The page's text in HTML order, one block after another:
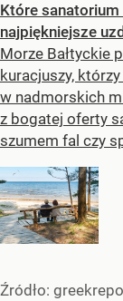
Które
najpiękniejsze
Morze Bałtyckie
kuracjuszy,
w nadmorskich
z bogatej oferty
szumem fal czy
Źródło: